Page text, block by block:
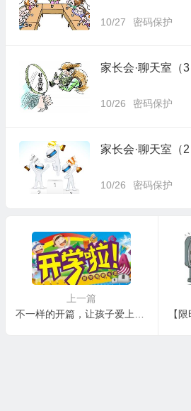
10/27 密码保护
家长会·聊天室（
10/26 密码保护
家长会·聊天室（
10/26 密码保护
上一篇
不一样的开篇，让孩子爱上数学 — —写在新学校的第一个教师节之际